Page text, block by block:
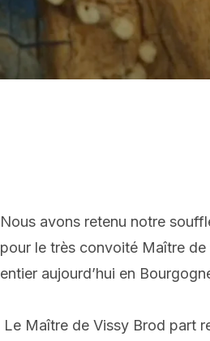
Nous avons retenu notre
pour le très convoité Maître
entier aujourd’hui en
Le Maître de Vissy Brod part